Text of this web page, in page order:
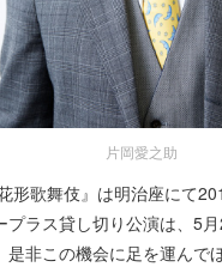
片岡愛之助
形歌舞伎』は明治座にて
プラス貸し切り公演は、5
是非この機会に足を運んで